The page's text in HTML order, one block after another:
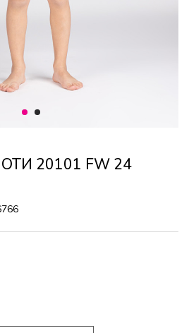
1 2
20101 FW 24